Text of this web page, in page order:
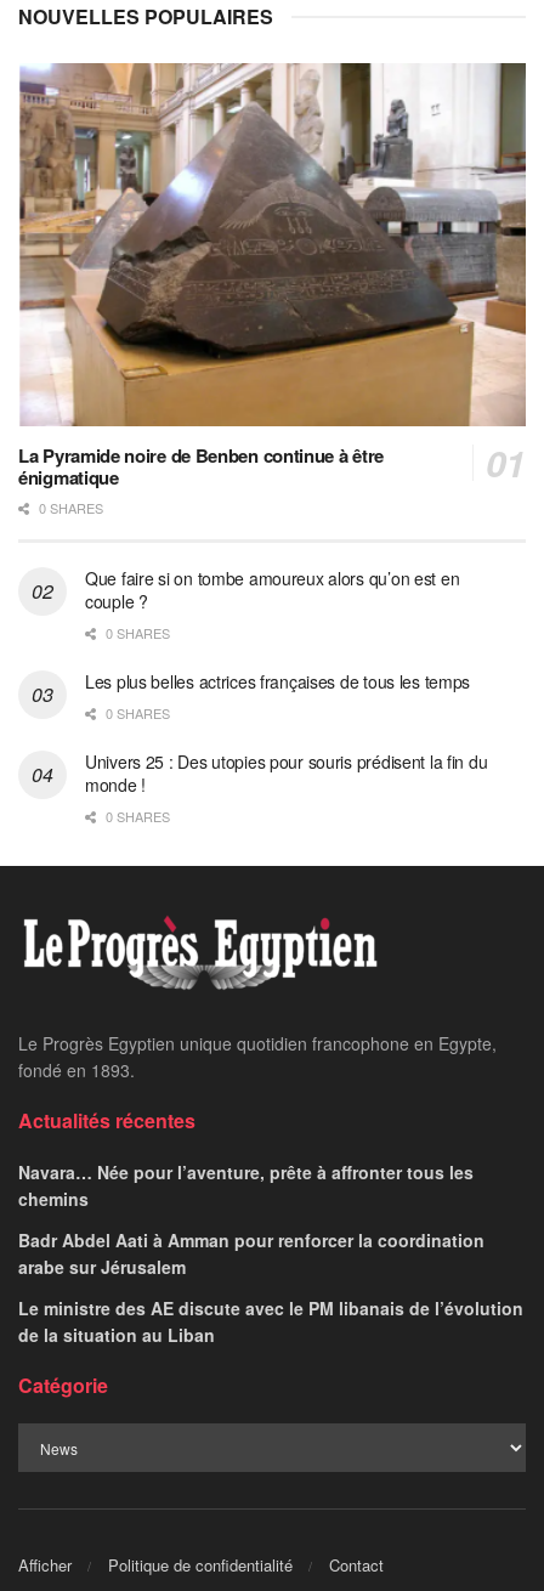
NOUVELLES POPULAIRES
La Pyramide noire de Benben continue à être
énigmatique
0 SHARES
Que faire si on tombe amoureux alors qu’on est en
couple ?
0 SHARES
Les plus belles actrices françaises de tous les temps
0 SHARES
Univers 25 : Des utopies pour souris prédisent la fin du
monde !
0 SHARES
Le Progrès Egyptien unique quotidien francophone en Egypte,
fondé en 1893.
Actualités récentes
Navara… Née pour l’aventure, prête à affronter tous les
chemins
Badr Abdel Aati à Amman pour renforcer la coordination
arabe sur Jérusalem
Le ministre des AE discute avec le PM libanais de l’évolution
de la situation au Liban
Catégorie
Afficher Politique de confidentialité Contact